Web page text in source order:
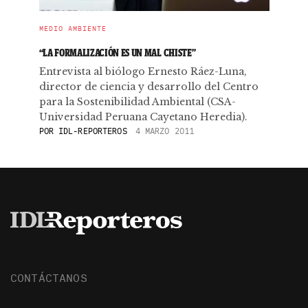
MEDIO AMBIENTE
“LA FORMALIZACIÓN ES UN MAL CHISTE”
Entrevista al biólogo Ernesto Ráez-Luna,
director de ciencia y desarrollo del Centro
para la Sostenibilidad Ambiental (CSA-
Universidad Peruana Cayetano Heredia).
POR IDL-REPORTEROS 4 MARZO 2011
CONTÁCTANOS